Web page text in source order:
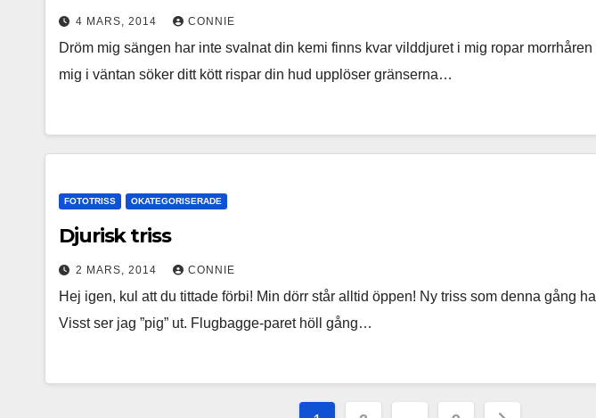
4 MARS, 2014 CONNIE
Dröm mig sängen har inte svalnat din kemi finns kvar vilddjuret i mig ropar
mig i väntan söker ditt kött rispar din hud upplöser gränserna…
FOTOTRISS OKATEGORISERADE
Djurisk triss
2 MARS, 2014 CONNIE
Hej igen, kul att du tittade förbi! Min dörr står alltid öppen! Ny triss som denna gång
Visst ser jag ”pig” ut. Flugbagge-paret höll gång…